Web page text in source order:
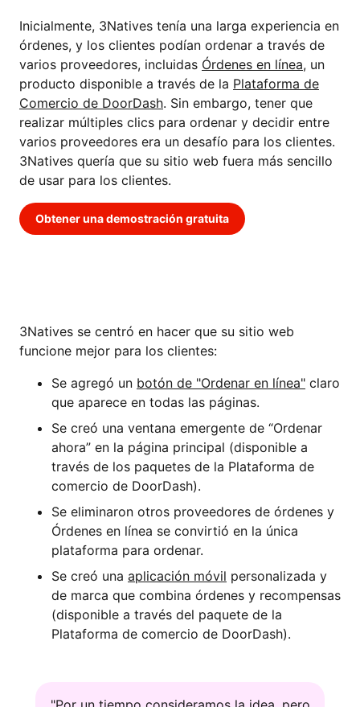
Inicialmente, 3Natives tenía una larga experiencia en
órdenes, y los clientes podían ordenar a través de
varios proveedores, incluidas Órdenes en línea, un
producto disponible a través de la Plataforma de
Comercio de DoorDash. Sin embargo, tener que
realizar múltiples clics para ordenar y decidir entre
varios proveedores era un desafío para los clientes.
3Natives quería que su sitio web fuera más sencillo
de usar para los clientes.
Obtener una demostración gratuita
3Natives se centró en hacer que su sitio web
funcione mejor para los clientes:
Se agregó un botón de "Ordenar en línea" claro
que aparece en todas las páginas.
Se creó una ventana emergente de “Ordenar
ahora” en la página principal (disponible a
través de los paquetes de la Plataforma de
comercio de DoorDash).
Se eliminaron otros proveedores de órdenes y
Órdenes en línea se convirtió en la única
plataforma para ordenar.
Se creó una aplicación móvil personalizada y
de marca que combina órdenes y recompensas
(disponible a través del paquete de la
Plataforma de comercio de DoorDash).